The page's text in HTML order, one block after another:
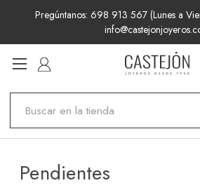
Pregúntanos: 698 913 567 (Lunes a
Pendientes